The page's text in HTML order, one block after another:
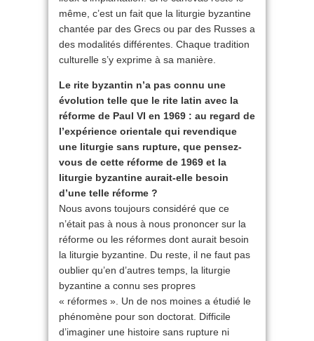
même, c’est un fait que la liturgie byzantine
chantée par des Grecs ou par des Russes a
des modalités différentes. Chaque tradition
culturelle s’y exprime à sa manière.
Le rite byzantin n’a pas connu une
évolution telle que le rite latin avec la
réforme de Paul VI en 1969 : au regard de
l’expérience orientale qui revendique
une liturgie sans rupture, que pensez-
vous de cette réforme de 1969 et la
liturgie byzantine aurait-elle besoin
d’une telle réforme ?
Nous avons toujours considéré que ce
n’était pas à nous à nous prononcer sur la
réforme ou les réformes dont aurait besoin
la liturgie byzantine. Du reste, il ne faut pas
oublier qu’en d’autres temps, la liturgie
byzantine a connu ses propres
« réformes ». Un de nos moines a étudié le
phénomène pour son doctorat. Difficile
d’imaginer une histoire sans rupture ni